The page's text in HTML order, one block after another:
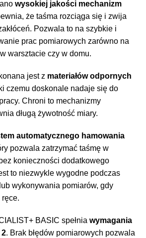
wysokiej jakości mechanizm
że taśma rozciąga się i zwija
Pozwala to na szybkie i
prac pomiarowych zarówno na
warsztacie czy w domu.
jest z materiałów odpornych
czemu doskonale nadaje się do
Chroni to mechanizmy
długą żywotność miary.
automatycznego hamowania
pozwala zatrzymać taśmę w
konieczności dodatkowego
to niezwykle wygodne podczas
wykonywania pomiarów, gdy
BASIC spełnia wymagania
2. Brak błędów pomiarowych pozwala